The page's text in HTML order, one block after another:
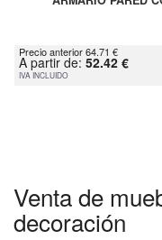
Precio anterior 64.71 €
A partir de: 52.42 €
IVA INCLUIDO
Venta de
decoración